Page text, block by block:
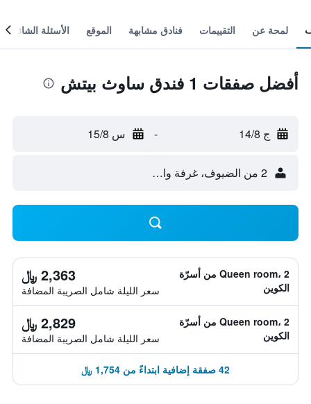
لمحة عن التقييمات فنادق مشابهة الموقع الأسئلة الشائعة
أفضل صفقات 1 فندق ساوث بيتش
ج 14/8 - س 15/8
2 من الضيوف، غرفة واحدة
Queen room، 2 من أسرّة
الكوين
2,363 ﷼
سعر الليلة شامل الصريبة المضافة
Queen room، 2 من أسرّة
الكوين
2,829 ﷼
سعر الليلة شامل الصريبة المضافة
42 صفقة إضافية ابتداءً من 1,754 ﷼